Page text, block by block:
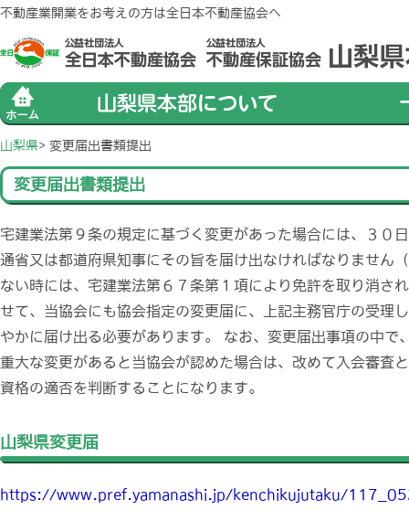
不動産業開業をお考えの方は全日本不動産協会へ
山梨県> 変更届出書類提出
変更届出書類提出
宅建業法第９条の規定に基づく変更があった場合には、３０
通省又は都道府県知事にその旨を届け出なければなりません
ない時には、宅建業法第６７条第１項により免許を取り消さ
せて、当協会にも協会指定の変更届に、上記主務官庁の受理
やかに届け出る必要があります。 なお、変更届出事項の中で
重大な変更があると当協会が認めた場合は、改めて入会審査
資格の適否を判断することになります。
山梨県変更届
https://www.pref.yamanashi.jp/kenchikujutaku/